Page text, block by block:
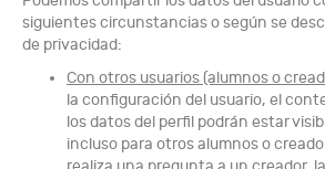
siguientes circunstancias o según se
de privacidad:
Con otros usuarios (alumnos o
la configuración del usuario, el
los datos del perfil podrán estar
incluso para otros alumnos o